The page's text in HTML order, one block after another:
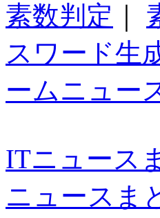
素数判定
スワード生
ームニュー
ITニュース
ニュースま